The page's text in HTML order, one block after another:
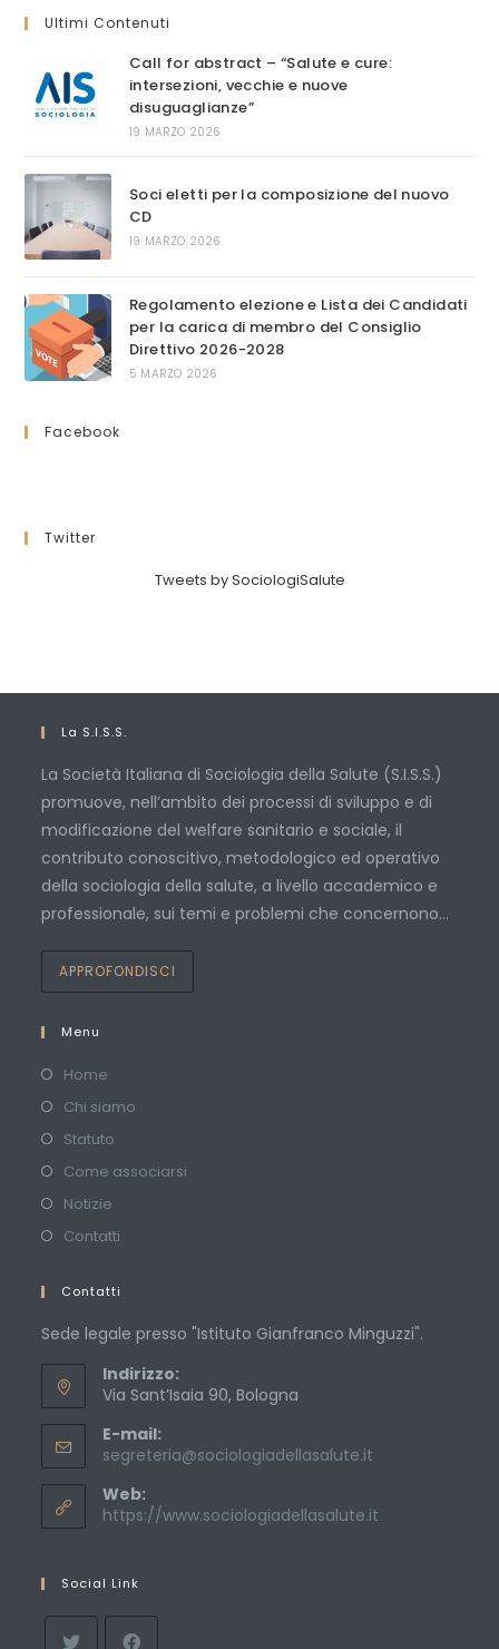
Ultimi Contenuti
Call for abstract – “Salute e cure:
intersezioni, vecchie e nuove
disuguaglianze”
19 MARZO 2026
Soci eletti per la composizione del nuovo
CD
19 MARZO 2026
Regolamento elezione e Lista dei Candidati
per la carica di membro del Consiglio
Direttivo 2026-2028
5 MARZO 2026
Facebook
Twitter
Tweets by SociologiSalute
La S.I.S.S.
La Società Italiana di Sociologia della Salute (S.I.S.S.)
promuove, nell’ambito dei processi di sviluppo e di
modificazione del welfare sanitario e sociale, il
contributo conoscitivo, metodologico ed operativo
della sociologia della salute, a livello accademico e
professionale, sui temi e problemi che concernono…
APPROFONDISCI
Menu
Home
Chi siamo
Statuto
Come associarsi
Notizie
Contatti
Contatti
Sede legale presso "Istituto Gianfranco Minguzzi".
Indirizzo:
Via Sant’Isaia 90, Bologna
E-mail:
segreteria@sociologiadellasalute.it
application
Web:
https://www.sociologiadellasalute.it
Social Link